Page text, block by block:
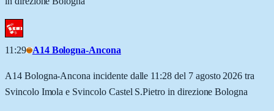
11:29 A14 Bologna-Ancona
A14 Bologna-Ancona incidente dalle 11:28 del 7 agosto 2026 tra
Svincolo Imola e Svincolo Castel S.Pietro in direzione Bologna